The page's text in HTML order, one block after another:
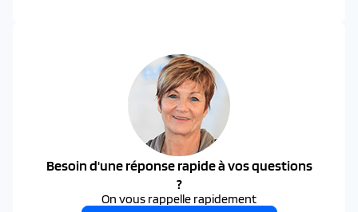
Besoin d'une réponse rapide à vos questions
?
On vous rappelle rapidement